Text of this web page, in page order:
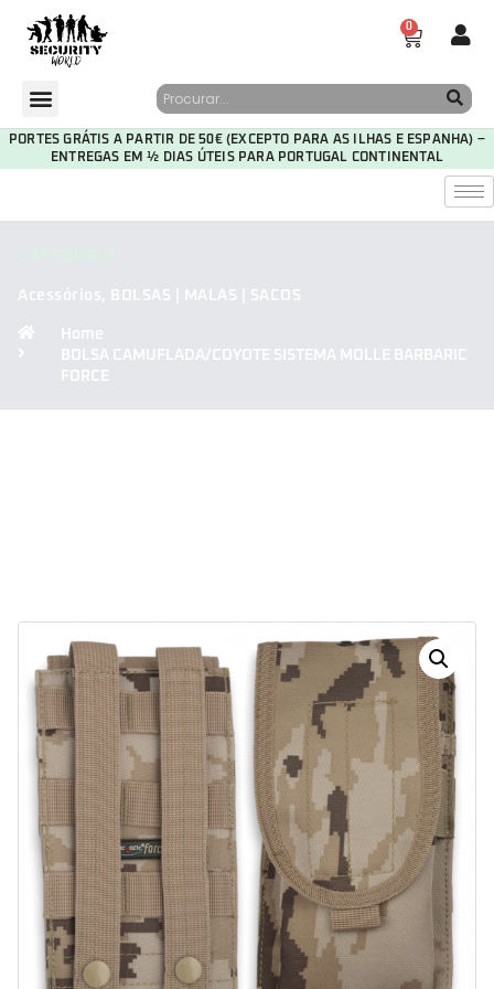
0
PORTES GRÁTIS A PARTIR DE 50€ (EXCEPTO PARA AS ILHAS E ESPANHA) –
ENTREGAS EM ½ DIAS ÚTEIS PARA PORTUGAL CONTINENTAL
Acessórios, BOLSAS | MALAS | SACOS
Home
BOLSA CAMUFLADA/COYOTE SISTEMA MOLLE BARBARIC
FORCE